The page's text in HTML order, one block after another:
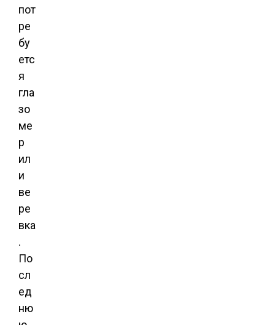
пот
ре
бу
етс
я
гла
зо
ме
р
ил
и
ве
ре
вка
.
По
сл
ед
ню